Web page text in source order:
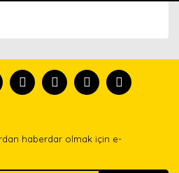
tanısın.
iletebilirsiniz.
teşekkür ederiz.
bilgiler bulunuyor.
bulunuyor.
daha pahalı.
haberdar olmak için e-